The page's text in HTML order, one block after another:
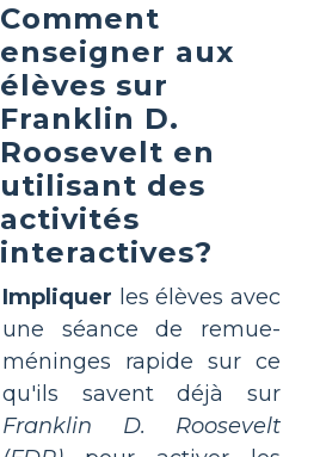
Comment
enseigner aux
élèves sur
Franklin D.
Roosevelt en
utilisant des
activités
interactives?
Impliquer les élèves avec
une séance de remue-
méninges rapide sur ce
qu'ils savent déjà sur
Franklin D. Roosevelt